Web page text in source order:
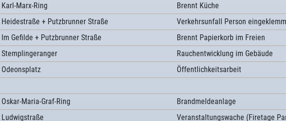
Karl-Marx-Ring
Brennt Küche
Heidestraße + Putzbrunner Straße
Verkehrsunfall Person
Im Gefilde + Putzbrunner Straße
Brennt Papierkorb im Freien
Stemplingeranger
Rauchentwicklung im Gebäude
Odeonsplatz
Öffentlichkeitsarbeit
Oskar-Maria-Graf-Ring
Brandmeldeanlage
Ludwigstraße
Veranstaltungswache (Firetage